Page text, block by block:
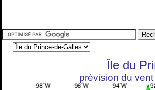
Île du
prévision du